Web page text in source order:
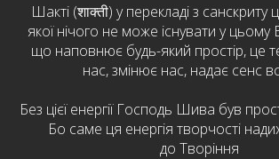
Шакті (शाक्ती) у перекладі з санскриту
якої нічого не може існувати у цьому
що наповнює будь-який простір, це
нас, змінює нас, надає сенс
Без цієї енергії Господь Шива був
Бо саме ця енергія творчості
до Творіння